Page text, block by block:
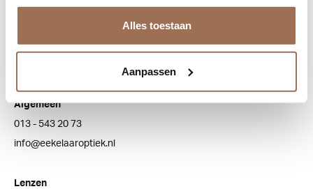
Alles toestaan
Aanpassen
Bredaseweg 100
Algemeen
013 - 543 20 73
info@eekelaaroptiek.nl
Lenzen